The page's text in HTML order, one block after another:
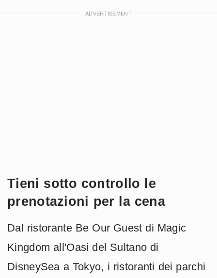
Tieni sotto controllo le
prenotazioni per la cena
Dal ristorante Be Our Guest di Magic
Kingdom all'Oasi del Sultano di
DisneySea a Tokyo, i ristoranti dei parchi